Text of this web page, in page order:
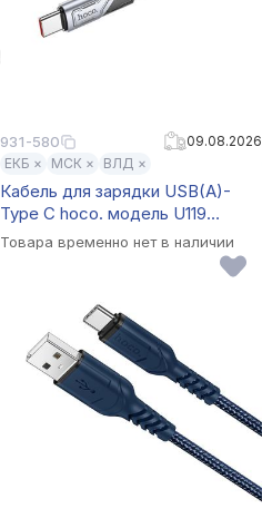
931-580
09.08.2026
ЕКБ ×
МСК × ВЛД ×
Кабель для зарядки USB(A)-
Type C hoco. модель U119
Machine, 1 м, 5А, черный
Товара временно нет в наличии